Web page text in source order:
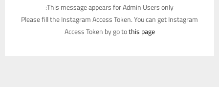
This message appears for Admin Users only:
Please fill the Instagram Access Token. You can get Instagram
Access Token by go tothis page